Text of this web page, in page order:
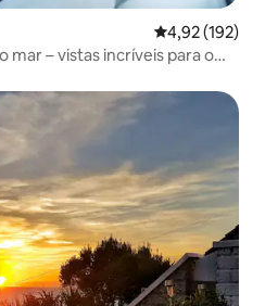
4,92 de uma
4,92 (192)
mar – vistas incríveis para o